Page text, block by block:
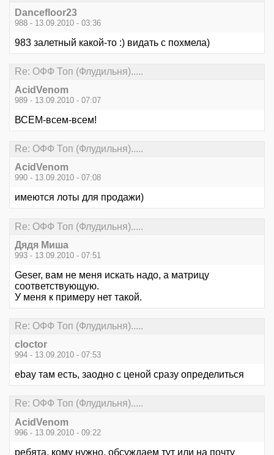
Dancefloor23
988 - 13.09.2010 - 03:36
983 залетный какой-то :) видать с похмела)
Re: ОФФ Топ (Флудильня).....
AcidVenom
989 - 13.09.2010 - 07:07
ВСЕМ-всем-всем!
Re: ОФФ Топ (Флудильня).....
AcidVenom
990 - 13.09.2010 - 07:08
имеются лоты для продажи)
Re: ОФФ Топ (Флудильня).....
Дядя Миша
993 - 13.09.2010 - 07:51
Geser, вам не меня искать надо, а матрицу
соответствующую.
У меня к примеру нет такой.
Re: ОФФ Топ (Флудильня).....
cloctor
994 - 13.09.2010 - 07:53
ebay там есть, заодно с ценой сразу определиться
Re: ОФФ Топ (Флудильня).....
AcidVenom
996 - 13.09.2010 - 09:22
ребята, кому нужно, обсуждаем тут или на почту